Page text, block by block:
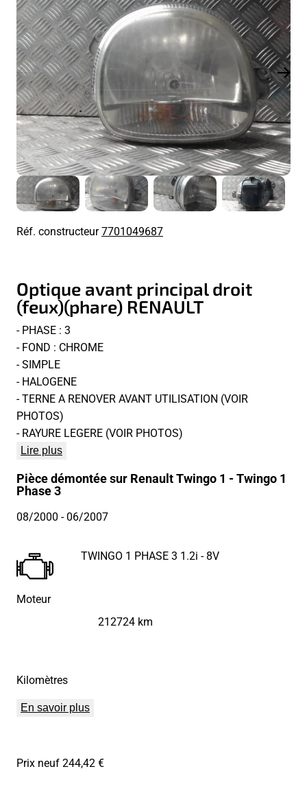
Réf. constructeur7701049687
Optique avant principal droit
(feux)(phare) RENAULT
- PHASE : 3
- FOND : CHROME
- SIMPLE
- HALOGENE
- TERNE A RENOVER AVANT UTILISATION (VOIR
PHOTOS)
- RAYURE LEGERE (VOIR PHOTOS)
Lire plus
Pièce démontée sur Renault Twingo 1 - Twingo 1
Phase 3
08/2000 - 06/2007
Moteur
TWINGO 1 PHASE 3 1.2i - 8V
Kilomètres
212724 km
En savoir plus
Prix neuf 244,42 €